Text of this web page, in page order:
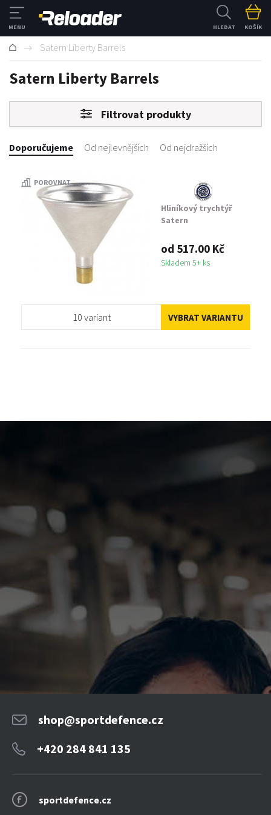
HLEDAT KOŠÍK
Satern Liberty Barrels
Satern Liberty Barrels
Filtrovat produkty
Doporučujeme Od nejlevnějších Od nejdražších
POROVNAT
Hliníkový trychtýř
Satern
od 517.00 Kč
Skladem 5+ ks
10 variant VYBRAT VARIANTU
sportdefence.cz
shop@sportdefence.cz
+420 284 841 135